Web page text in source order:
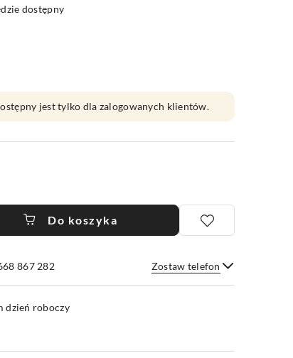
dostępny
jest tylko dla zalogowanych klientów.
Do koszyka
867 282 Zostaw telefon
Wyślij
dzień roboczy